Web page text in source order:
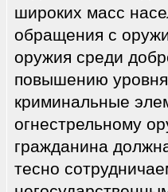
широких масс
обращения с
оружия среди
повышению уровня
криминальные
огнестрельному
гражданина
тесно